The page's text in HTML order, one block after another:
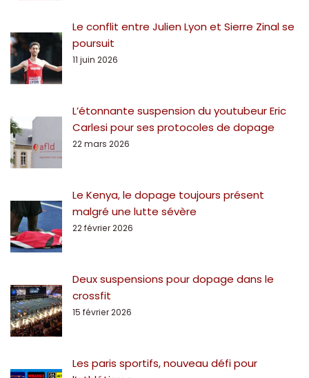
Le conflit entre Julien Lyon et Sierre Zinal se
poursuit
11 juin 2026
L’étonnante suspension du youtubeur Eric
Carlesi pour ses protocoles de dopage
22 mars 2026
Le Kenya, le dopage toujours présent
malgré une lutte sévère
22 février 2026
Deux suspensions pour dopage dans le
crossfit
15 février 2026
Les paris sportifs, nouveau défi pour